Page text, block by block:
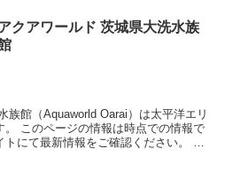
クアワールド 茨城県大洗水族
族館（Aquaworld Oarai）は太平洋エリ
。 このページの情報は時点での情報で
にて最新情報をご確認ください。 ア